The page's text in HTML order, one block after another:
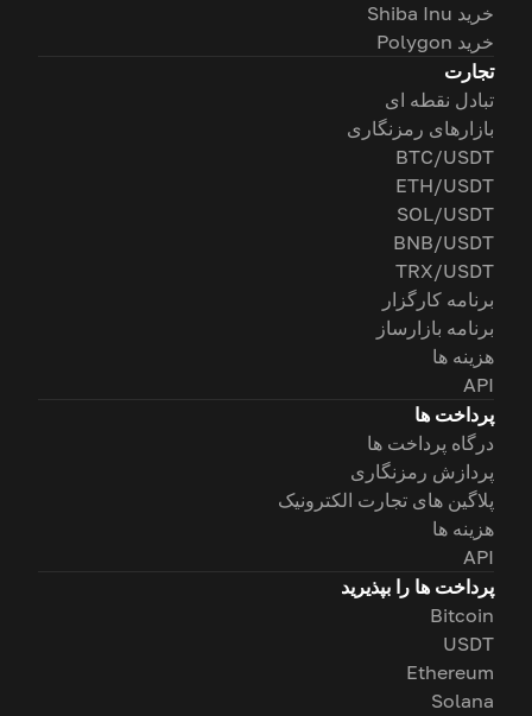
خرید Shiba Inu
خرید Polygon
تجارت
تبادل نقطه ای
بازارهای رمزنگاری
BTC/USDT
ETH/USDT
SOL/USDT
BNB/USDT
TRX/USDT
برنامه کارگزار
برنامه بازارساز
هزینه ها
API
پرداخت ها
درگاه پرداخت ها
پردازش رمزنگاری
پلاگین های تجارت الکترونیک
هزینه ها
API
پرداخت ها را بپذیرید
Bitcoin
USDT
Ethereum
Solana